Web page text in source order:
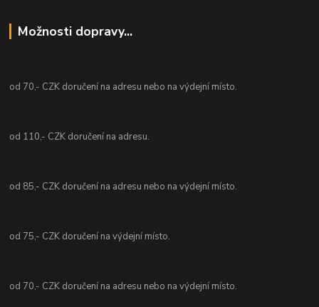
Možnosti dopravy...
od 70,- CZK doručení na adresu nebo na výdejní místo.
od 110,- CZK doručení na adresu.
od 85,- CZK doručení na adresu nebo na výdejní místo.
od 75,- CZK doručení na výdejní místo.
od 70,- CZK doručení na adresu nebo na výdejní místo.